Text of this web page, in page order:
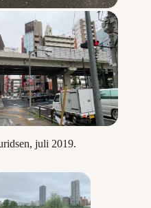
juli 2019.